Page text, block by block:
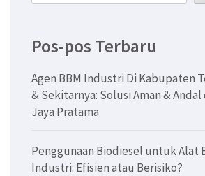
Pos-pos Terbaru
Agen BBM Industri Di Kabupaten
& Sekitarnya: Solusi Aman & Andal
Jaya Pratama
Penggunaan Biodiesel untuk Alat
Industri: Efisien atau Berisiko?